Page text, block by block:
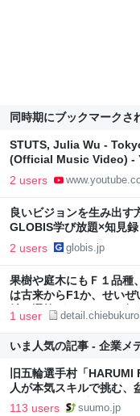
同時期にブックマークさ
STUTS, Julia Wu -
(Official Music Video) -
2 users
良いビジョンを生み出す
GLOBIS学び放題×知見録
2 users globis.jp
果樹や庭木にもＦ１品種
は古来からF1か、せい
雑、選抜種... - Yahoo!知
1 user
いま人気の記事 - 企業メ
旧五輪選手村「
人が本気スキルで挑む、
向上”戦略 東京・中央区
113 users suumo.jp